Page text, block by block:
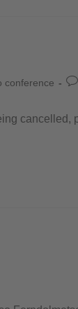
conference